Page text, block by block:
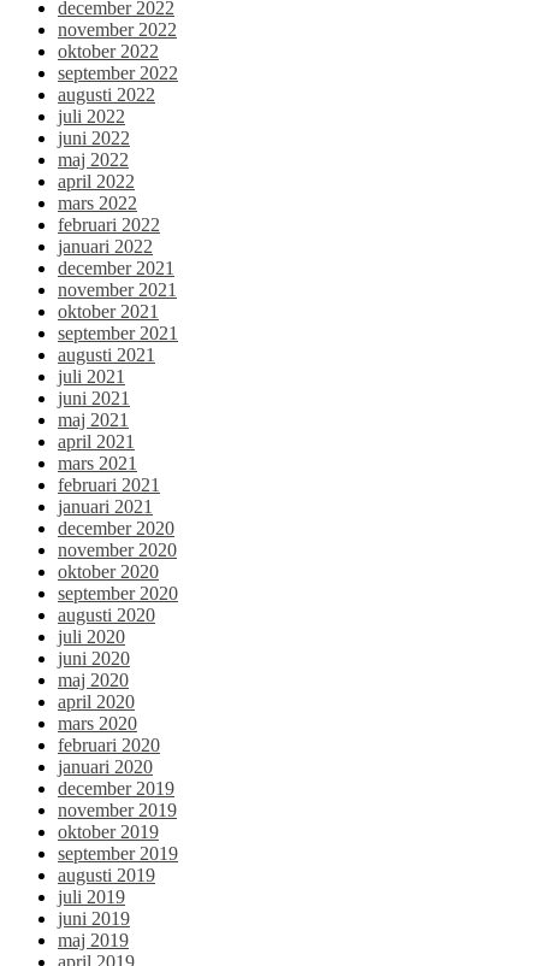
december 2022
november 2022
oktober 2022
september 2022
augusti 2022
juli 2022
juni 2022
maj 2022
april 2022
mars 2022
februari 2022
januari 2022
december 2021
november 2021
oktober 2021
september 2021
augusti 2021
juli 2021
juni 2021
maj 2021
april 2021
mars 2021
februari 2021
januari 2021
december 2020
november 2020
oktober 2020
september 2020
augusti 2020
juli 2020
juni 2020
maj 2020
april 2020
mars 2020
februari 2020
januari 2020
december 2019
november 2019
oktober 2019
september 2019
augusti 2019
juli 2019
juni 2019
maj 2019